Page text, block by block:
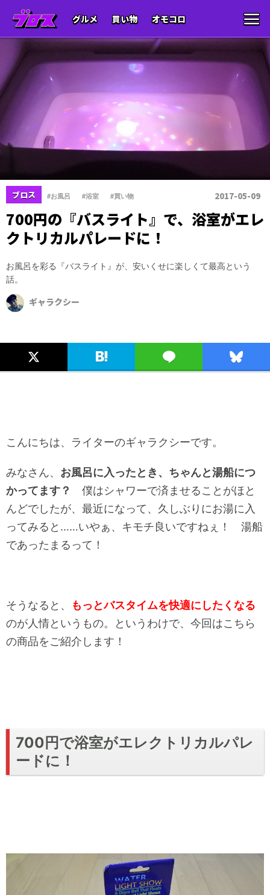
グルメ 買い物 オモコロ
ブロス #お風呂 #浴室 #買い物 2017-05-09
700円の『バスライト』で、浴室がエレ
クトリカルパレードに！
お風呂を彩る『バスライト』が、安いくせに楽しくて最高という
話。
ギャラクシー
こんにちは、ライターのギャラクシーです。
みなさん、 お風呂に入ったとき、ちゃんと湯船につ
かってます？
僕はシャワーで済ませることがほと
んどでしたが、最近になって、久しぶりにお湯に入
ってみると……いやぁ、キモチ良いですねぇ！ 湯船
であったまるって！
そうなると、
もっとバスタイムを快適にしたくなる
のが人情というもの。というわけで、今回はこちら
の商品をご紹介します！
700円で浴室がエレクトリカルパレ
ードに！